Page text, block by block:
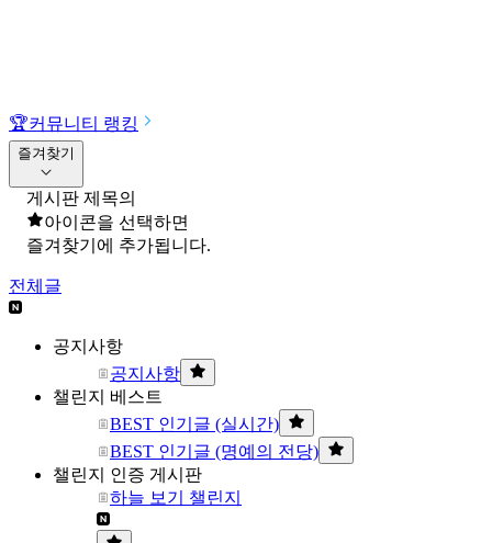
🏆커뮤니티 랭킹
즐겨찾기
게시판 제목의
아이콘을 선택하면
즐겨찾기에 추가됩니다.
전체글
공지사항
공지사항
챌린지 베스트
BEST 인기글 (실시간)
BEST 인기글 (명예의 전당)
챌린지 인증 게시판
하늘 보기 챌린지